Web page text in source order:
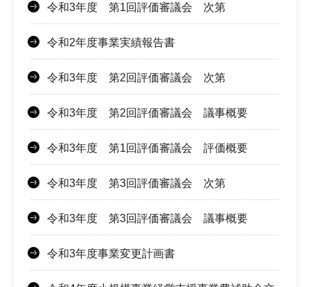
令和3年度 第1回評価審議会 次第
令和2年度事業実績報告書
令和3年度 第2回評価審議会 次第
令和3年度 第2回評価審議会 議事概要
令和3年度 第1回評価審議会 評価概要
令和3年度 第3回評価審議会 次第
令和3年度 第3回評価審議会 議事概要
令和3年度事業変更計画書